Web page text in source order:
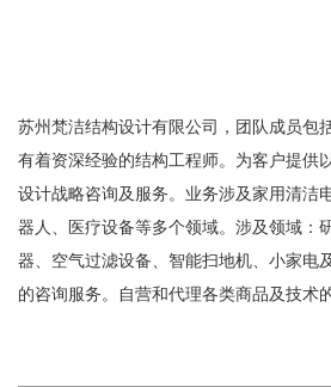
苏州梵洁结构设计有限公司，团队成员包
有着资深经验的结构工程师。为客户提供
设计战略咨询及服务。业务涉及家用清洁
器人、医疗设备等多个领域。涉及领域：
器、空气过滤设备、智能扫地机、小家电
的咨询服务。自营和代理各类商品及技术